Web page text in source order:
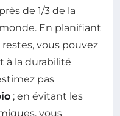
de 1/3 de la
En planifiant
vous pouvez
à la durabilité
pas
; en évitant les
vous